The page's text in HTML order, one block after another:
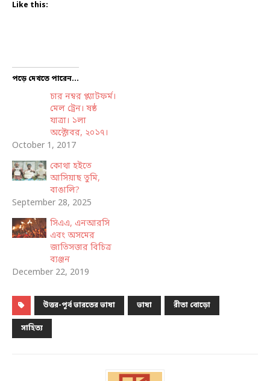
Like this:
পড়ে দেখতে পারেন...
চার নম্বর প্ল্যাটফর্ম।
মেল ট্রেন। ষষ্ঠ
যাত্রা। ১লা
অক্টোবর, ২০১৭।
October 1, 2017
কোথা হইতে
আসিয়াছ তুমি,
বাঙালি?
September 28, 2025
সিএএ, এনআরসি
এবং অসমের
জাতিসত্তার বিচিত্র
ব্যঞ্জন
December 22, 2019
উত্তর-পূর্ব ভারতের ভাষা ভাষা রীতা বোড়ো
সাহিত্য